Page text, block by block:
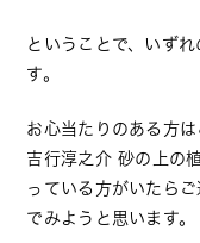
ということで、いず
す。
お心当たりのある方
吉行淳之介 砂の上の
っている方がいたら
でみようと思います。